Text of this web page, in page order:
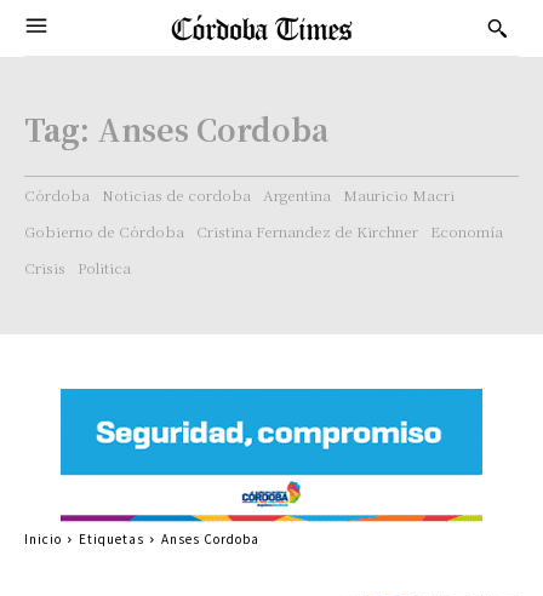
Tag: Anses Cordoba
Córdoba Noticias de cordoba Argentina
Mauricio Macri
Gobierno de Córdoba
Cristina Fernandez de Kirchner
Economía
Crisis
Politica
Inicio Etiquetas Anses Cordoba